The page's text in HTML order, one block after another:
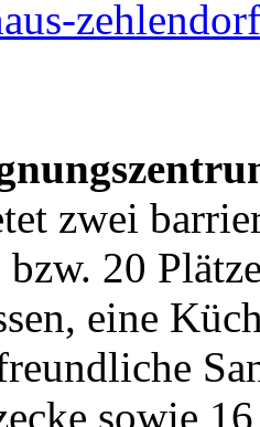
zwei
20
eine
sowie